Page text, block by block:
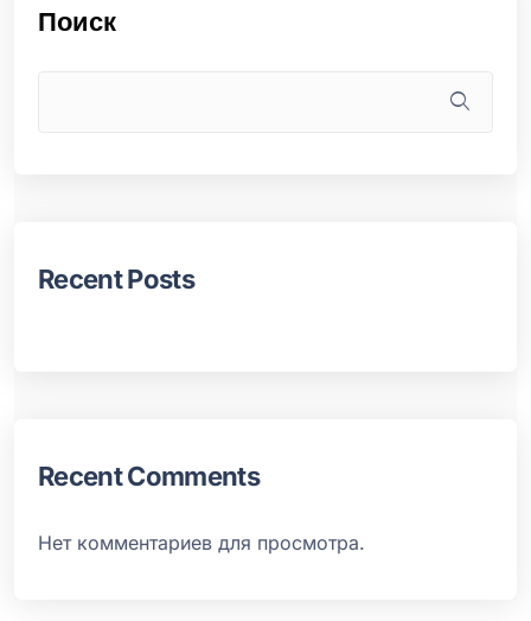
Поиск
Recent Posts
Recent Comments
Нет комментариев для просмотра.